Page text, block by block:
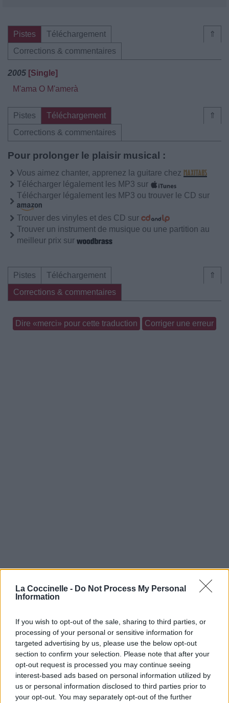
La Coccinelle - Do Not Process My Personal
Information
If you wish to opt-out of the sale, sharing to third parties, or
processing of your personal or sensitive information for
targeted advertising by us, please use the below opt-out
section to confirm your selection. Please note that after your
opt-out request is processed you may continue seeing
interest-based ads based on personal information utilized by
us or personal information disclosed to third parties prior to
your opt-out. You may separately opt-out of the further
⇑
Pistes
Téléchargement
Corrections & commentaires
2005 [Single]
M'ama O M'amerà
⇑
Pistes
Téléchargement
Corrections & commentaires
Pour prolonger le plaisir musical :
Vous aimez chanter, apprenez la guitare chez
Télécharger légalement les MP3 sur
Télécharger légalement les MP3 ou trouver le CD sur
Trouver des vinyles et des CD sur
Trouver un instrument de musique ou une partition au
meilleur prix sur
⇑
Pistes
Téléchargement
Corrections & commentaires
Dire «merci» pour cette traduction Corriger une erreur